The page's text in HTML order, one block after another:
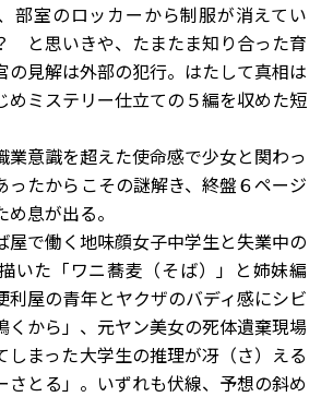
部室のロッカーから制服が消えてい
と思いきや、たまたま知り合った育
見解は外部の犯行。はたして真相は――
めミステリー仕立ての５編を収めた短
意識を超えた使命感で少女と関わっ
ったからこその謎解き、終盤６ページ
息が出る。
で働く地味顔女子中学生と失業中の
いた「ワニ蕎麦（そば）」と姉妹編
利屋の青年とヤクザのバディ感にシビ
くから」、元ヤン美女の死体遺棄現場
しまった大学生の推理が冴（さ）える
さとる」。いずれも伏線、予想の斜め